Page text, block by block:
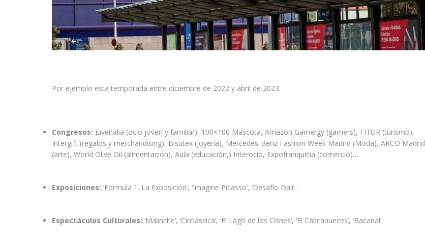
Por ejemplo esta temporada entre diciembre de 2022 y abril de 2023:
Congresos: Juvenalia (ocio joven y familiar), 100×100 Mascota, Amazon Gamergy (gamers), FITUR (turismo),
Intergift (regalos y merchandising), Bisutex (joyería), Mercedes-Benz Fashion Week Madrid (Moda), ARCO Madrid
(arte), World Olive Oil (alimentación), Aula (educación,) Interocio, Expofranquicia (comercio)…
Exposiciones: ‘Formula 1. La Exposición’, ‘Imagine Picasso’, ‘Desafío Dalí’…
Espectáculos Culturales: ‘Malinche’, ‘Circlássica’, ‘El Lago de los Cisnes’, ‘El Cascanueces’, ‘Bacanal’…